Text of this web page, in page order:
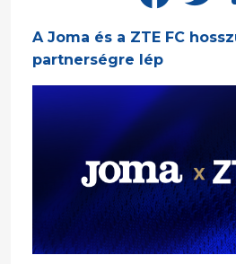
A Joma és a ZTE FC
partnerségre lép